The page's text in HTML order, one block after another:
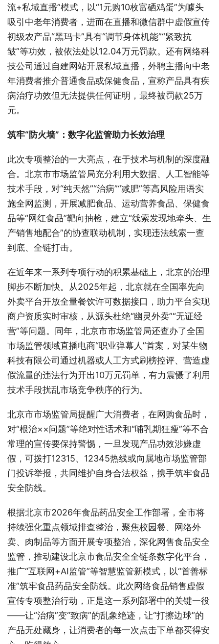
流+私域直播”模式，以“1元购10枚富硒鸡蛋”为噱头
吸引中老年消费者，进而在直播和微信群中虚假宣传
初级农产品“黑玛卡”具有“调节身体机能”“紧致抗
皱”等功效，被依法处以12.04万元罚款。还有网络科
技公司通过自建网站开展私域直播，外聘主播向中老
年消费者推介普通食品或保健食品，宣称产品具有疾
病治疗功效但无法提供任何证明，最终被罚款25万
元。
筑牢“防火墙”：数字化监管助力长效治理
此次专项整治的一大亮点，在于技术与机制的深度融
合。北京市市场监管局充分利用大数据、人工智能等
技术手段，对“纯天然”“治病”“减肥”等高风险用语实
施全网监测，开展减肥食品、运动营养食品、保健食
品等“网红食品”靶向抽检，建立“线索发现地牵头、生
产销售地配合”的协查联动机制，实现违法线索一查
到底、全链打击。
在近年来一系列专项行动的积累基础上，北京的治理
脚步不断加快。从2025年起，北京就在全国率先向
外卖平台开放全量餐饮许可数据接口，助力平台实现
商户资质实时审核，从源头杜绝“幽灵外卖”“无证经
营”等问题。同年，北京市市场监管局还查办了全国
市场监管领域直播电商“职业弹幕人”首案，对某生物
科技有限公司通过机器或人工方式刷榜控评、营造虚
假流量的违法行为开出10万元罚单，有力震慑了利用
技术手段扰乱市场竞争秩序的行为。
北京市市场监管局提醒广大消费者，在网购食品时，
对“根治××问题”等绝对性话术和“哺乳期狂瘦”等不合
常理的宣传要保持警惕，一旦发现产品功效涉嫌虚
假，可拨打12315、12345热线或向属地市场监管部
门投诉举报，共同维护自身合法权益，携手筑牢食品
安全防线。
根据北京市2026年食品药品安全工作部署，全市将
持续强化重点领域排查整治，聚焦校园餐、网络外
卖、肉制品等方面开展专项整治，深化网售食品安全
监管，推动建设北京市食品安全全链条数字化平台，
推广“互联网+AI监管”等智慧监管新模式，以“首善标
准”筑牢食品药品安全防线。此次网络食品销售虚假
宣传专项整治行动，正是这一系列部署中的关键一役
——让“治病”变“致病”的乱象绝迹，让“打擦边球”的
产品无处藏身，让消费者的每一次点击下单都买得安